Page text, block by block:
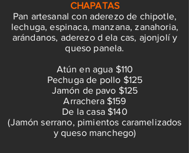
CHAPATAS
Pan artesanal con aderezo de chipotle,
lechuga, espinaca, manzana, zanahoria,
arándanos, aderezo d ela cas, ajonjolí y
queso panela.
Atún en agua $110
Pechuga de pollo $125
Jamón de pavo $125
Arrachera $159
De la casa $140
(Jamón serrano, pimientos caramelizados
y queso manchego)